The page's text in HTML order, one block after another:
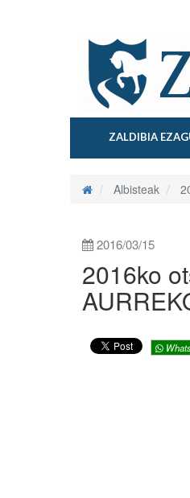
ZALDIBIA
Albisteak
2016/03/15
2016ko